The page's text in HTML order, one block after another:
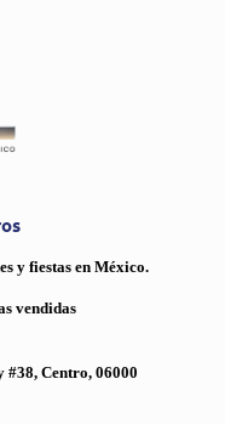
y fiestas en México.
vendidas
Centro, 06000